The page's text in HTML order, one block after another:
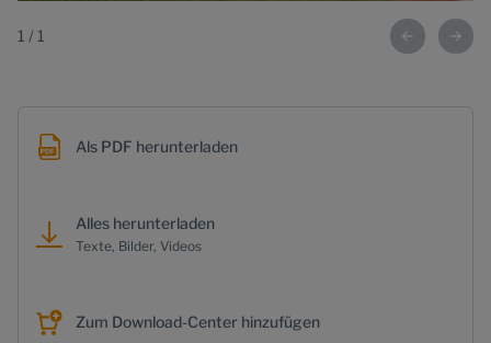
1 / 1
Als PDF herunterladen
Alles herunterladen
Texte, Bilder, Videos
Zum Download-Center hinzufügen